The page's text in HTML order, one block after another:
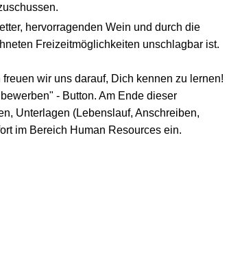
hervorragenden Wein und durch die
Freizeitmöglichkeiten unschlagbar ist.
wir uns darauf, Dich kennen zu lernen!
- Button. Am Ende dieser
Unterlagen (Lebenslauf, Anschreiben,
im Bereich Human Resources ein.